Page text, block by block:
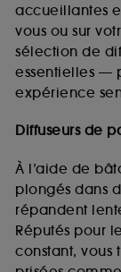
accueillantes
vous ou sur
sélection de
essentielles —
expérience
Diffuseurs de
À l’aide de
plongés dans
répandent
Réputés pour
constant, vous